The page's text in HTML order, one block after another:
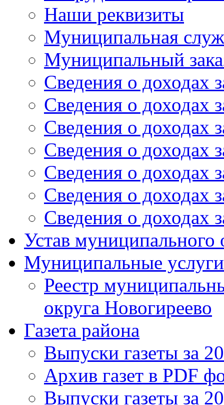
Наши реквизиты
Муниципальная
Муниципальный
Сведения о доходах
Сведения о доходах
Сведения о доходах
Сведения о доходах
Сведения о доходах
Сведения о доходах
Сведения о доходах
Устав муниципального
Муниципальные услуги
Реестр
округа Новогиреево
Газета района
Выпуски газеты за
Архив газет в PDF
Выпуски газеты за